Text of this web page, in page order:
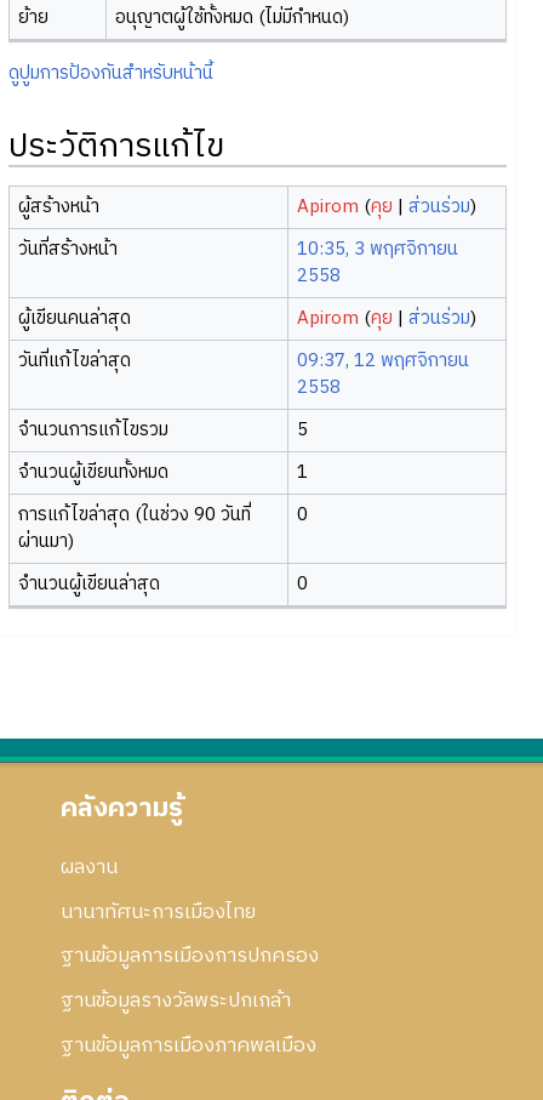
ย้าย
อนุญาตผู้ใช้ทั้งหมด (ไม่มีกำหนด)
ดูปูมการป้องกันสำหรับหน้านี้
ประวัติการแก้ไข
ผู้สร้างหน้า Apirom (คุย |ส่วนร่วม)
วันที่สร้างหน้า
10:35, 3 พฤศจิกายน
2558
ผู้เขียนคนล่าสุด
Apirom (คุย |ส่วนร่วม)
วันที่แก้ไขล่าสุด
09:37, 12 พฤศจิกายน
2558
จำนวนการแก้ไขรวม
5
จำนวนผู้เขียนทั้งหมด
1
การแก้ไขล่าสุด (ในช่วง 90 วันที่
ผ่านมา)
0
จำนวนผู้เขียนล่าสุด 0
คลังความรู้
ผลงาน
นานาทัศนะการเมืองไทย
ฐานข้อมูลการเมืองการปกครอง
ฐานข้อมูลรางวัลพระปกเกล้า
ฐานข้อมูลการเมืองภาคพลเมือง